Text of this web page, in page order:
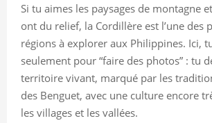
Si tu aimes les paysages de montagne
ont du relief, la Cordillère est l’une des
régions à explorer aux Philippines. Ici,
seulement pour “faire des photos” : tu
territoire vivant, marqué par les
des Benguet, avec une culture encore
les villages et les vallées.